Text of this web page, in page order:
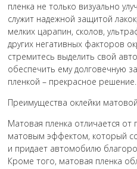
пленка не только визуально
служит надежной защитой
мелких царапин, сколов,
других негативных факторов
стремитесь выделить свой
обеспечить ему долговечную
пленкой – прекрасное решение.
Преимущества оклейки
Матовая пленка отличается от
матовым эффектом, который
и придает автомобилю
Кроме того, матовая пленка